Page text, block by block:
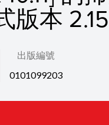
版本
出版編號
0101099203